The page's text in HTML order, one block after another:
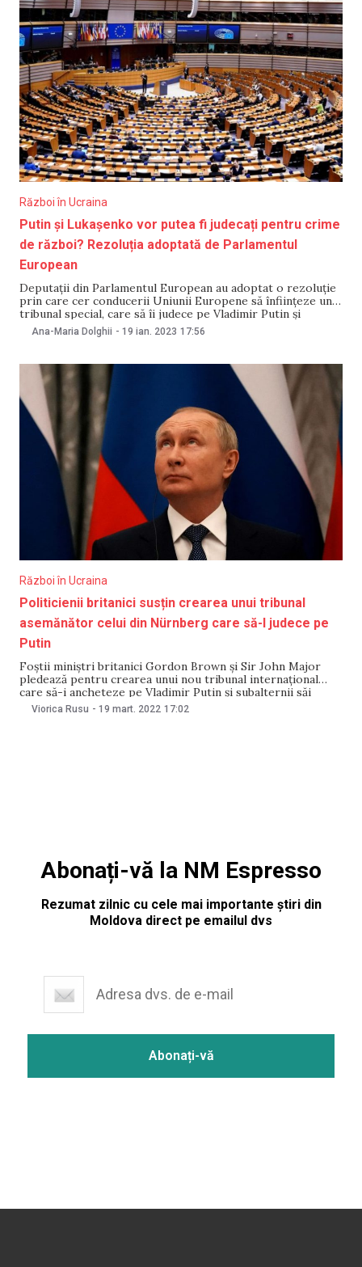
Război în Ucraina
Putin și Lukașenko vor putea fi judecați pentru crime
de război? Rezoluția adoptată de Parlamentul
European
Deputații din Parlamentul European au adoptat o rezoluție
prin care cer conducerii Uniunii Europene să înființeze un
tribunal special, care să îi judece pe Vladimir Putin și
Alexandr Lukașenko pentru crimele de război comise în
Ucraina. Într-un comunicat emis de Parlamemtul European
Ana-Maria Dolghii - 19 ian. 2023 17:56
Război în Ucraina
Politicienii britanici susțin crearea unui tribunal
asemănător celui din Nürnberg care să-l judece pe
Putin
Foştii miniştri britanici Gordon Brown şi Sir John Major
pledează pentru crearea unui nou tribunal internaţional
care să-i ancheteze pe Vladimir Putin şi subalternii săi
pentru atacurile lor în Ucraina, transmite BBC. Cei doi ex-
Viorica Rusu - 19 mart. 2022 17:02
Abonați-vă la NM Espresso
Rezumat zilnic cu cele mai importante știri din
Moldova direct pe emailul dvs